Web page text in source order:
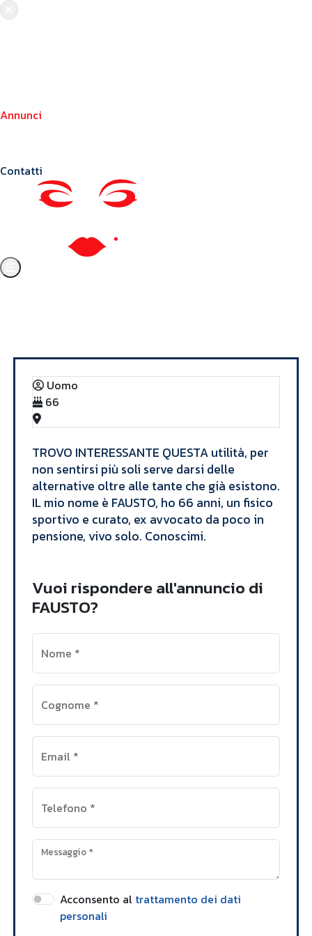
Annunci
Contatti
Annunci
Uomo
66
​TROVO INTERESSANTE QUESTA utilità, per
non sentirsi più soli serve darsi delle
alternative oltre alle tante che già esistono.
IL mio nome è FAUSTO, ho 66 anni, un fisico
sportivo e curato, ex avvocato da poco in
pensione, vivo solo. Conoscimi. ​
Vuoi rispondere all'annuncio di
FAUSTO?
Nome *
Cognome *
Email *
Telefono *
Messaggio*
Acconsento al trattamento dei dati
personali